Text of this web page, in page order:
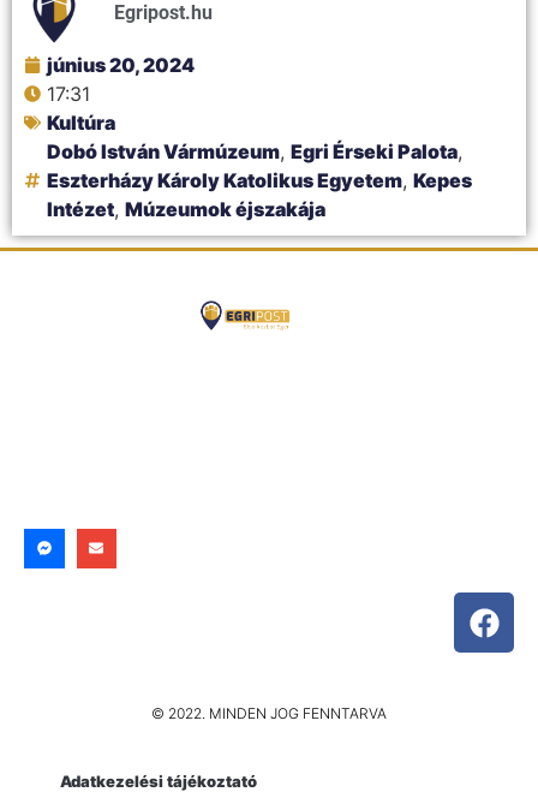
Egripost.hu
június 20, 2024
17:31
Kultúra
Dobó István Vármúzeum, Egri Érseki Palota,
Eszterházy Károly Katolikus Egyetem, Kepes
Intézet, Múzeumok éjszakája
© 2022. MINDEN JOG FENNTARVA
Adatkezelési tájékoztató